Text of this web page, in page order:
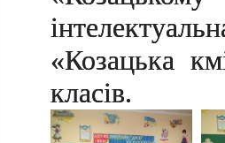
«Козацька
класів.